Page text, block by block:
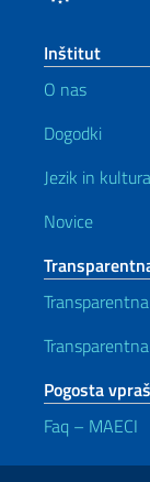
Inštitut
O nas
Dogodki
Jezik in kultura
Novice
Pogosta
Faq – MAECI